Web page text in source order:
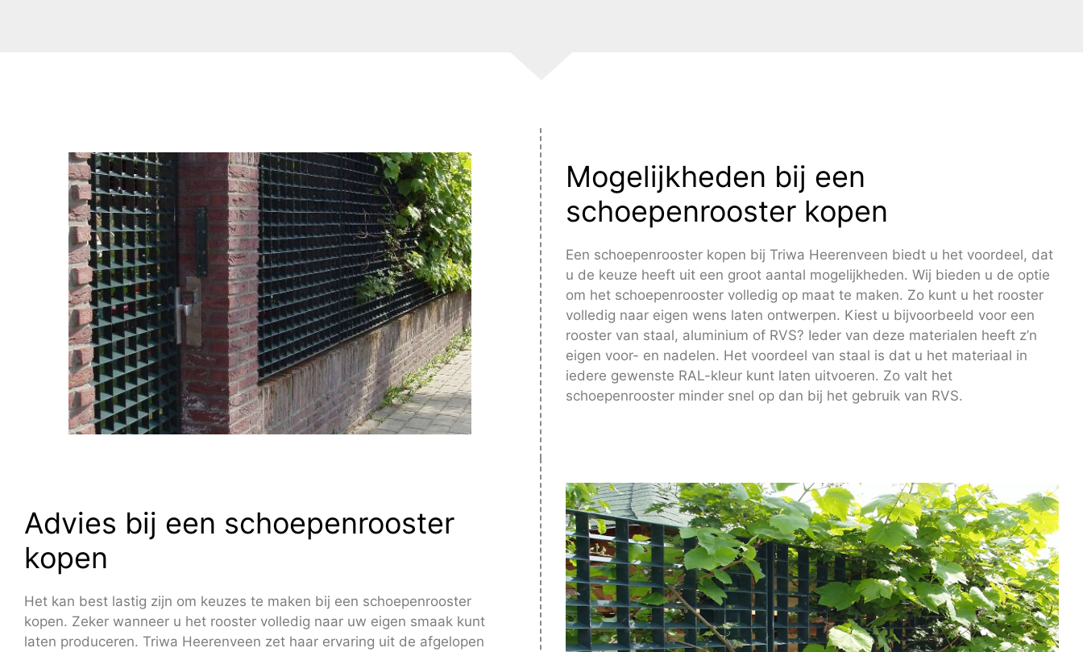
Mogelijkheden bij een
schoepenrooster kopen
Een schoepenrooster kopen bij Triwa Heerenveen biedt u het voordeel, dat
u de keuze heeft uit een groot aantal mogelijkheden. Wij bieden u de optie
om het schoepenrooster volledig op maat te maken. Zo kunt u het rooster
volledig naar eigen wens laten ontwerpen. Kiest u bijvoorbeeld voor een
rooster van staal, aluminium of RVS? Ieder van deze materialen heeft z’n
eigen voor- en nadelen. Het voordeel van staal is dat u het materiaal in
iedere gewenste RAL-kleur kunt laten uitvoeren. Zo valt het
schoepenrooster minder snel op dan bij het gebruik van RVS.
Advies bij een schoepenrooster
kopen
Het kan best lastig zijn om keuzes te maken bij een schoepenrooster
kopen. Zeker wanneer u het rooster volledig naar uw eigen smaak kunt
laten produceren. Triwa Heerenveen zet haar ervaring uit de afgelopen